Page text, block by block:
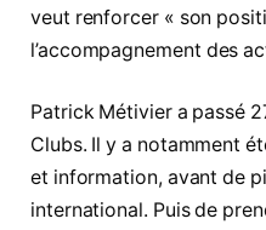
veut renforcer « son
l’accompagnement des
Patrick Métivier a passé
Clubs. Il y a notamment
et information, avant de
international. Puis de